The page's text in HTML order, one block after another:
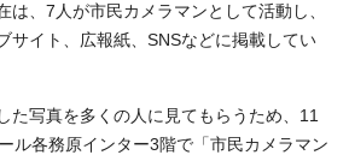
は、7人が市民カメラマンとして活動し、
サイト、広報紙、SNSなどに掲載してい
た写真を多くの人に見てもらうため、11
ル各務原インター3階で「市民カメラマン